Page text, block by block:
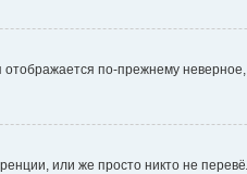
по-прежнему
или же просто никто не